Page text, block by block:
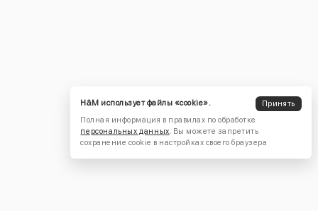
H&M использует файлы «cookie».
Принять
Полная информация в правилах по обработке
персональных данных. Вы можете запретить
сохранение cookie в настройках своего браузера